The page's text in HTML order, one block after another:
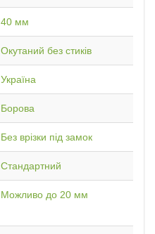
40 мм
Окутаний без стиків
Україна
Борова
Без врізки під замок
Стандартний
Можливо до 20 мм